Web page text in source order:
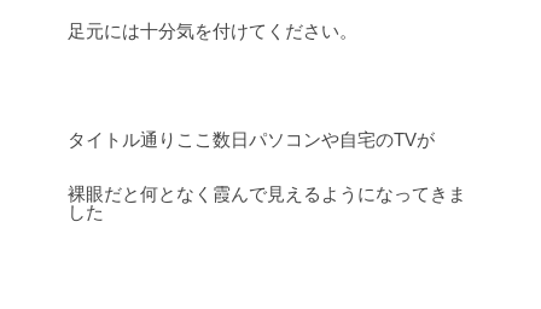
足元には十分気を付けてください。
タイトル通りここ数日パソコンや自宅のTVが
裸眼だと何となく霞んで見えるようになってきま
した